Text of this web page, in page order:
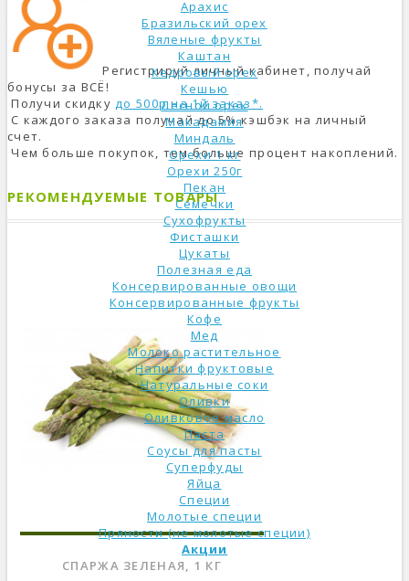
Арахис
Бразильский орех
Вяленые фрукты
Каштан
Кедровый орех
Кешью
Лесной орех
Макадамия
Миндаль
Орехи 1 кг
Орехи 250г
Пекан
Семечки
Сухофрукты
Фисташки
Цукаты
Полезная еда
Консервированные овощи
Консервированные фрукты
Кофе
Мед
Молоко растительное
Напитки фруктовые
Натуральные соки
Оливки
Оливковое масло
Паста
Соусы для пасты
Суперфуды
Яйца
Специи
Молотые специи
Пряности (не молотые специи)
Акции
Регистрируй личный кабинет, получай
бонусы за ВСЁ!
Получи скидкудо 500р на 1й заказ*.
С каждого заказа получай до 5% кэшбэк на личный
счет.
Чем больше покупок, тем больше процент накоплений.
РЕКОМЕНДУЕМЫЕ ТОВАРЫ
СПАРЖА ЗЕЛЕНАЯ, 1 КГ